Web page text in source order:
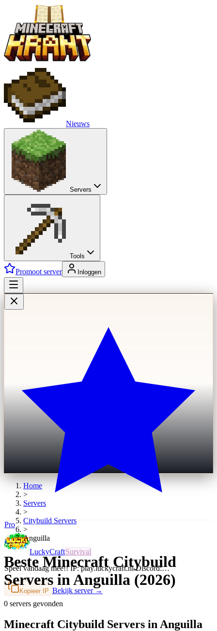
Nieuws
Servers
Tools
Promoot server Inloggen
Pro
LuckyCraftSurvival
Speel vandaag mee!! IP: play.luckycraft.nl Discord:…
Kopieer IP Bekijk server →
Home
>
Servers
>
CitybuildServers
>
Anguilla
Beste Minecraft Citybuild
Servers in Anguilla (2026)
0 servers gevonden
Minecraft Citybuild Servers in Anguilla